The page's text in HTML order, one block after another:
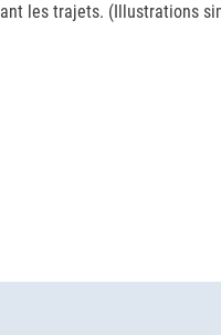
les trajets. (Illustrations